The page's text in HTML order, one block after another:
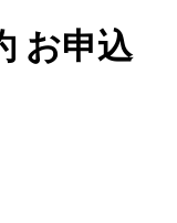
お申込